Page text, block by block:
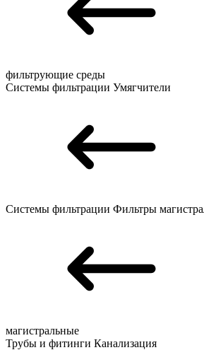
фильтрующие среды
Системы фильтрации Умягчители
Системы фильтрации Фильтры
магистральные
Трубы и фитинги Канализация